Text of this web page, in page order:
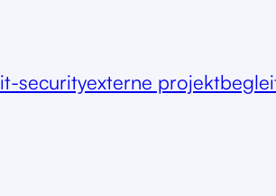
it-securityexterne